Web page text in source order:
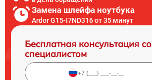
Замена шлейфа ноутбука
Ardor G15-I7ND316 от 35 минут
Бесплатная консультация со
специалистом